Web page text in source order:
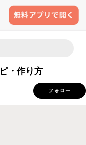
・作り方
フォロー